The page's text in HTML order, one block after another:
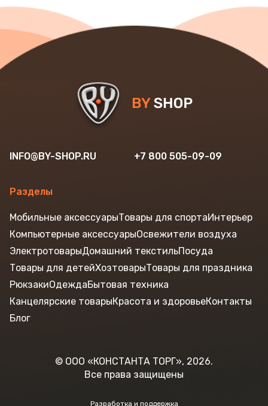
INFO@BY-SHOP.RU +7 800 505-09-09
Разделы
© ООО «КОНСТАНТА ТОРГ», 2026.
Все права защищены
Разработка и поддержка
Мобильные аксессуарыТовары для спортаИнтерьер
Компьютерные аксессуарыОсвежители воздуха
ЭлектротоварыДомашний текстильПосуда
Товары для детейХозтоварыТовары для праздника
РюкзакиОдеждаБытовая техника
Канцелярские товарыКрасота и здоровьеКонтакты
Блог